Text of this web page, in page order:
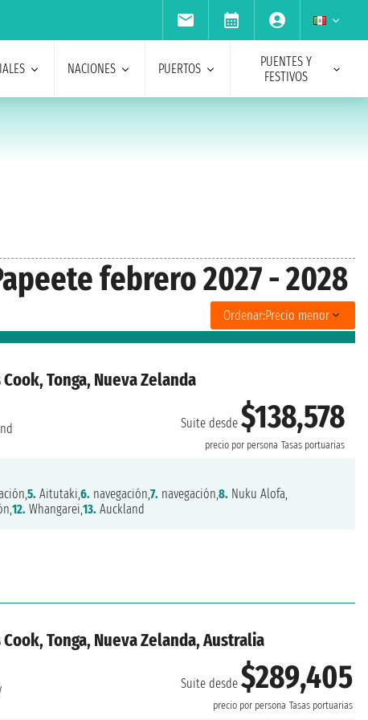
NACIONES PUERTOS
PUENTES Y
FESTIVOS
febrero 2027 - 2028
Ordenar:Precio menor
Tonga, Nueva Zelanda
Suite desde$138,578
precio por persona Tasas portuarias
5. Aitutaki,6. navegación,7. navegación,8. Nuku Alofa,
12. Whangarei,13. Auckland
Tonga, Nueva Zelanda, Australia
Suite desde$289,405
precio por persona Tasas portuarias